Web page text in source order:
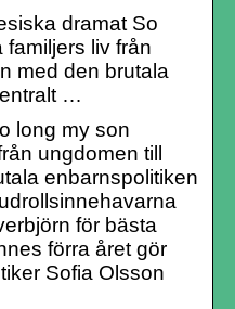
dramat So
familjers liv från
med den brutala
…
long my son
ungdomen till
enbarnspolitiken
för bästa
förra året gör
Sofia Olsson